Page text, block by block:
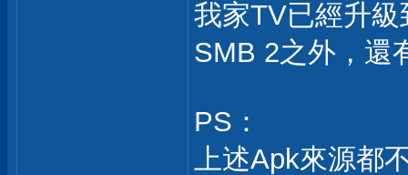
我家TV已經升
SMB 2之外，還
PS：
上述Apk來源都